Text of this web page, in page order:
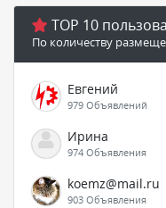
TOP 10
По количеству
Евгений
979 Объявлений
Ирина
974 Объявления
koemz@mail.ru
903 Объявления